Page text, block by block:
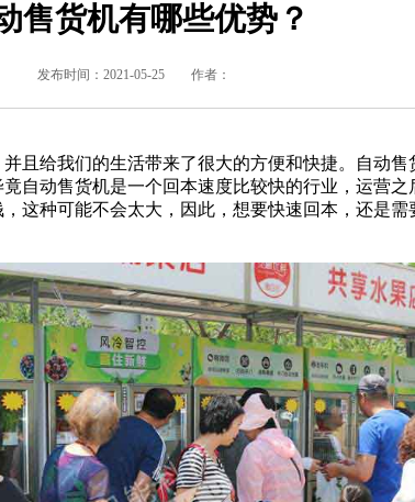
售货机有哪些优势？
发布时间：2021-05-25 作者：
且给我们的生活带来了很大的方便和快捷。自动
自动售货机是一个回本速度比较快的行业，运营之
这种可能不会太大，因此，想要快速回本，还是